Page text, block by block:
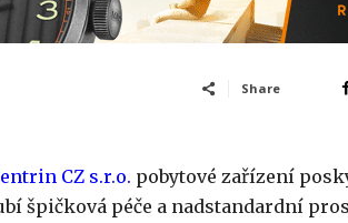
Share
CZ s.r.o. pobytové zařízení
špičková péče a nadstandardní